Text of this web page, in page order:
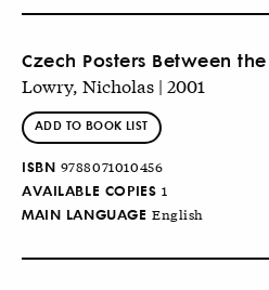
Czech Posters Between the
Lowry, Nicholas | 2001
ADD TO BOOK LIST
ISBN 9788071010456
AVAILABLE COPIES 1
MAIN LANGUAGE English